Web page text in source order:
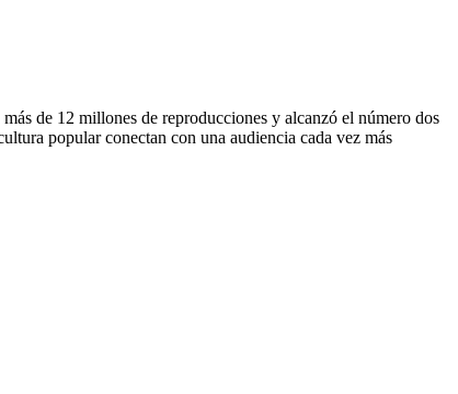
de 12 millones de reproducciones y alcanzó el número dos
popular conectan con una audiencia cada vez más